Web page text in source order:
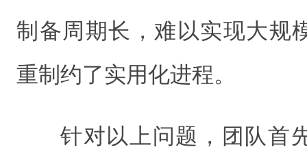
制备周期长，难以实现大规
重制约了实用化进程。
针对以上问题，团队首